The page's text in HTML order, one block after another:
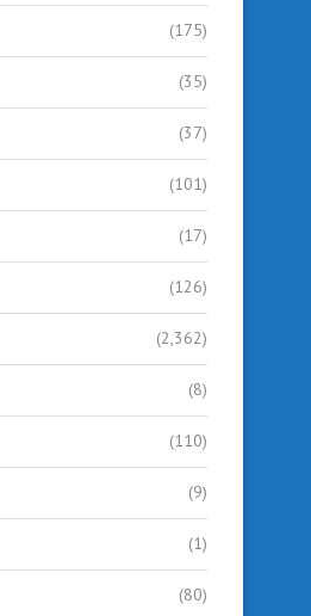
(175)
(35)
(37)
(101)
(17)
(126)
(2,362)
(8)
(110)
(9)
(1)
(80)